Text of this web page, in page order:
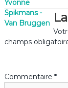
a
r
i
Yvonne
Spikmans -
Van Bruggen
champs
Commentaire *